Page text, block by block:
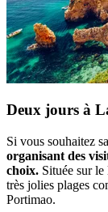
Deux jours à
Si vous souhaitez
organisant des
choix. Située sur
très jolies plages
Portimao.